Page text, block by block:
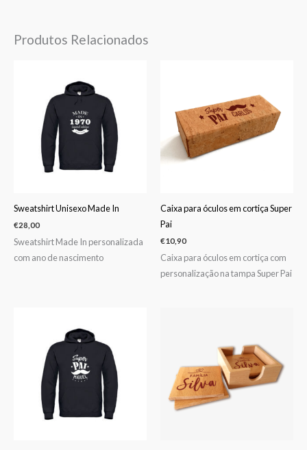
Produtos Relacionados
Sweatshirt Unisexo Made In
€28,00
Sweatshirt Made In personalizada
com ano de nascimento
Caixa para óculos em cortiça Super
Pai
€10,90
Caixa para óculos em cortiça com
personalização na tampa Super Pai